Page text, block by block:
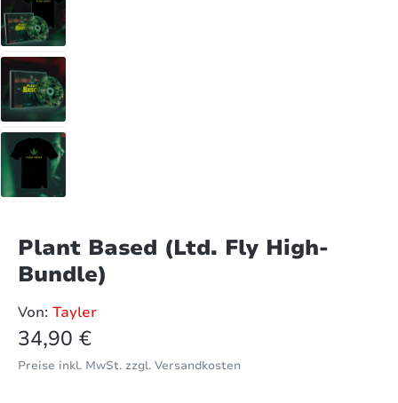
Plant Based (Ltd. Fly High-
Bundle)
Von: Tayler
Regulärer Preis:
34,90 €
Preise inkl. MwSt. zzgl. Versandkosten